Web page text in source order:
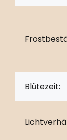
Blütezeit: